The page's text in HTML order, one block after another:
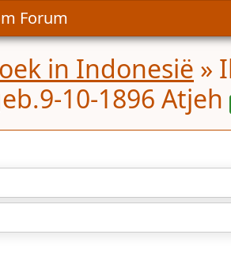
Forum
in Indonesië »
10-1896 Atjeh